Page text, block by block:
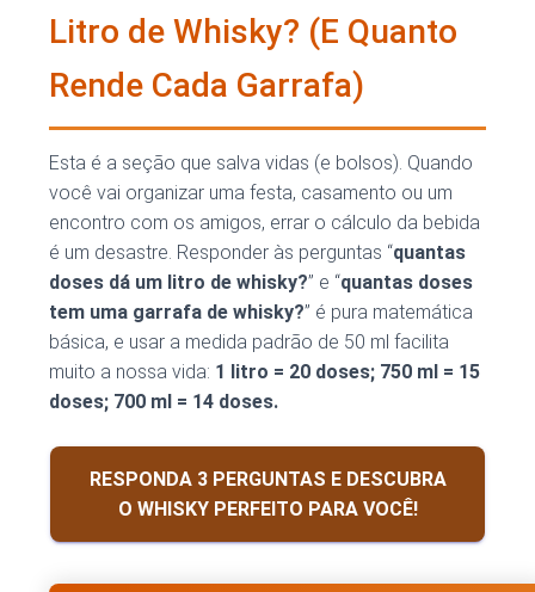
Litro de Whisky? (E Quanto
Rende Cada Garrafa)
Esta é a seção que salva vidas (e bolsos). Quando
você vai organizar uma festa, casamento ou um
encontro com os amigos, errar o cálculo da bebida
é um desastre. Responder às perguntas “quantas
doses dá um litro de whisky?” e “quantas doses
tem uma garrafa de whisky?” é pura matemática
básica, e usar a medida padrão de 50 ml facilita
muito a nossa vida: 1 litro = 20 doses; 750 ml = 15
doses; 700 ml = 14 doses.
RESPONDA 3 PERGUNTAS E DESCUBRA
O WHISKY PERFEITO PARA VOCÊ!